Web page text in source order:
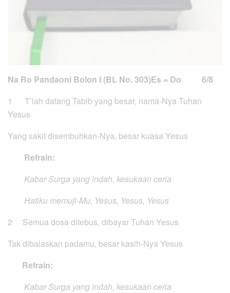
Na Ro Pandaoni Bolon I (BL No. 303)Es = Do 6/8
1 T’lah datang Tabib yang besar, nama-Nya Tuhan
Yesus
Yang sakit disembuhkan-Nya, besar kuasa Yesus
Refrain:
Kabar Surga yang indah, kesukaan ceria
Hatiku memuji-Mu, Yesus, Yesus, Yesus
2 Semua dosa ditebus, dibayar Tuhan Yesus
Tak dibalaskan padamu, besar kasih-Nya Yesus
Refrain:
Kabar Surga yang indah, kesukaan ceria